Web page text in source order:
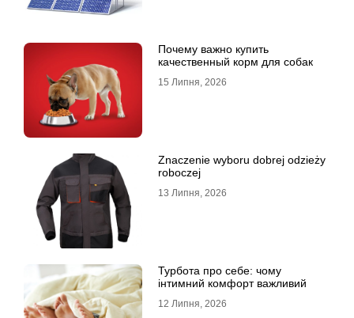
Почему важно купить
качественный корм для собак
15 Липня, 2026
Znaczenie wyboru dobrej odzieży
roboczej
13 Липня, 2026
Турбота про себе: чому
інтимний комфорт важливий
12 Липня, 2026